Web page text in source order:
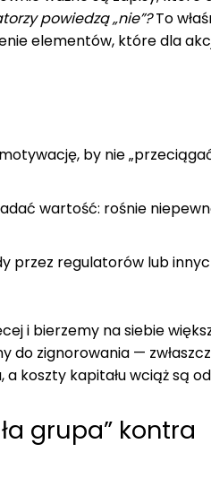
powiedzą „nie”?To
elementów, które dla
by nie
wartość: rośnie
przez regulatorów lub
i bierzemy na siebie
do zignorowania —
koszty kapitału wciąż są
grupa” kontra